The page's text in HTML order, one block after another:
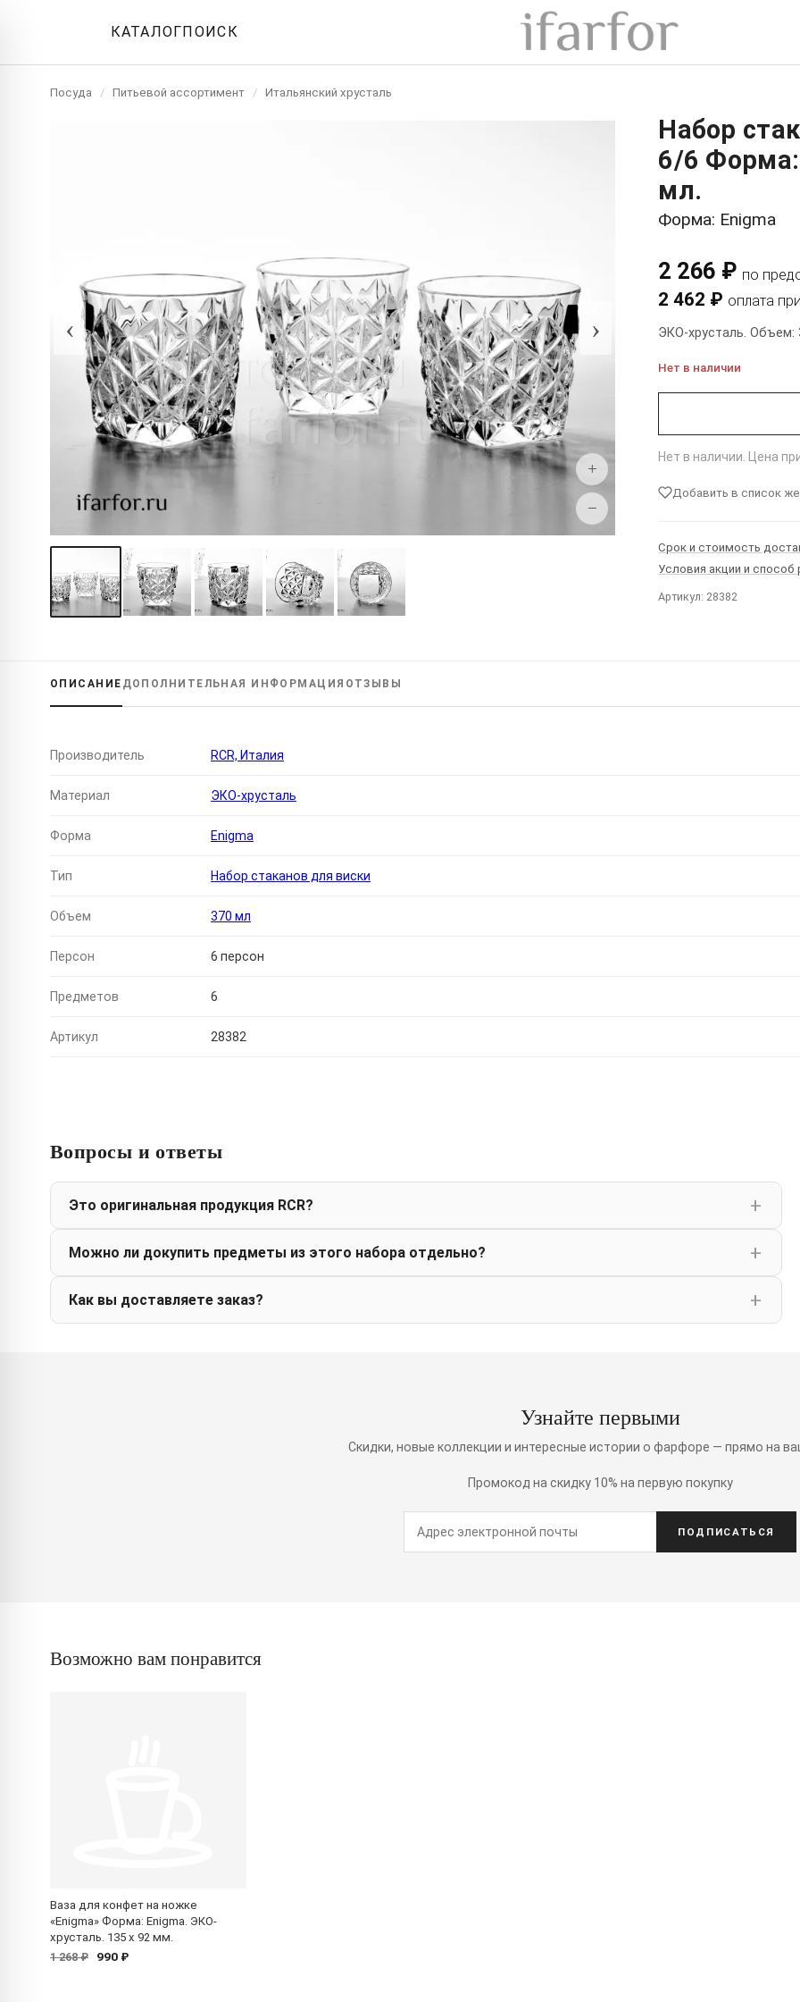
КАТАЛОГПОИСК
Посуда / Питьевой ассортимент / Итальянский хрусталь
‹ ›
+
−
Набор
6/6 Форма:
мл.
Форма: Enigma
2 266 ₽ по
2 462 ₽ оплата
ЭКО-хрусталь. Объем:
Нет в наличии
Нет в наличии. Цена
Добавить в список
Срок и стоимость
Условия акции и способ
Артикул: 28382
ОПИСАНИЕ ДОПОЛНИТЕЛЬНАЯ ИНФОРМАЦИЯ ОТЗЫВЫ
Производитель RCR, Италия
Материал ЭКО-хрусталь
Форма Enigma
Тип Набор стаканов для виски
Объем 370 мл
Персон 6 персон
Предметов 6
Артикул 28382
Вопросы и ответы
Это оригинальная продукция RCR?
Можно ли докупить предметы из этого набора отдельно?
Как вы доставляете заказ?
Узнайте первыми
Скидки, новые коллекции и интересные истории о фарфоре — прямо на
Промокод на скидку 10% на первую покупку
ПОДПИСАТЬСЯ
Возможно вам понравится
Ваза для конфет на ножке
«Enigma» Форма: Enigma. ЭКО-
хрусталь. 135 x 92 мм.
1 268 ₽
990 ₽